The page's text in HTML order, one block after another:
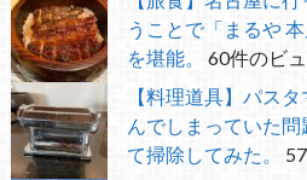
うことで「まるや
を堪能。
60件のビ
【料理道具】パス
んでしまっていた
て掃除してみた。